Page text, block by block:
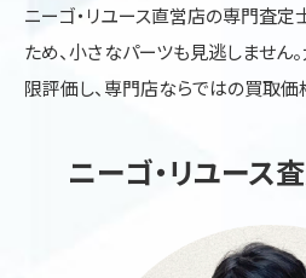
ニーゴ・リユース直営店の専門査定
ため、小さなパーツも見逃しませ
限評価し、専門店ならではの買取価
ニーゴ・リユース